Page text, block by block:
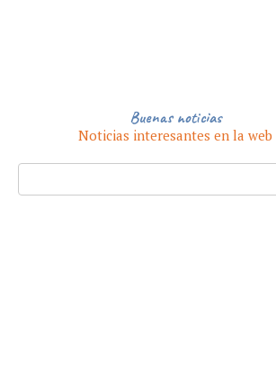
Buenas noticias
Noticias interesantes en la web